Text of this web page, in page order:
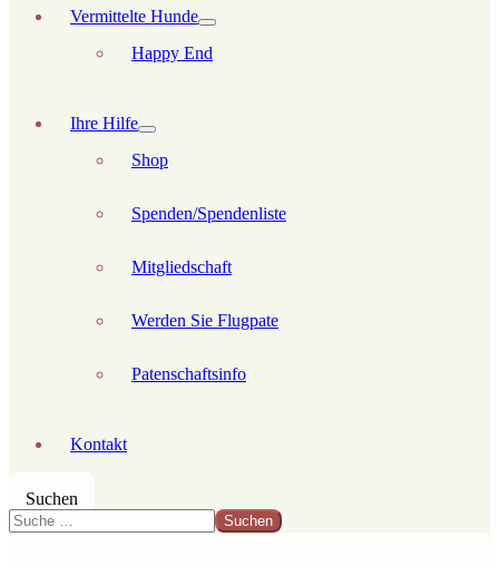
Vermittelte Hunde
Happy End
Ihre Hilfe
Shop
Spenden/Spendenliste
Mitgliedschaft
Werden Sie Flugpate
Patenschaftsinfo
Kontakt
Suchen
Suchen